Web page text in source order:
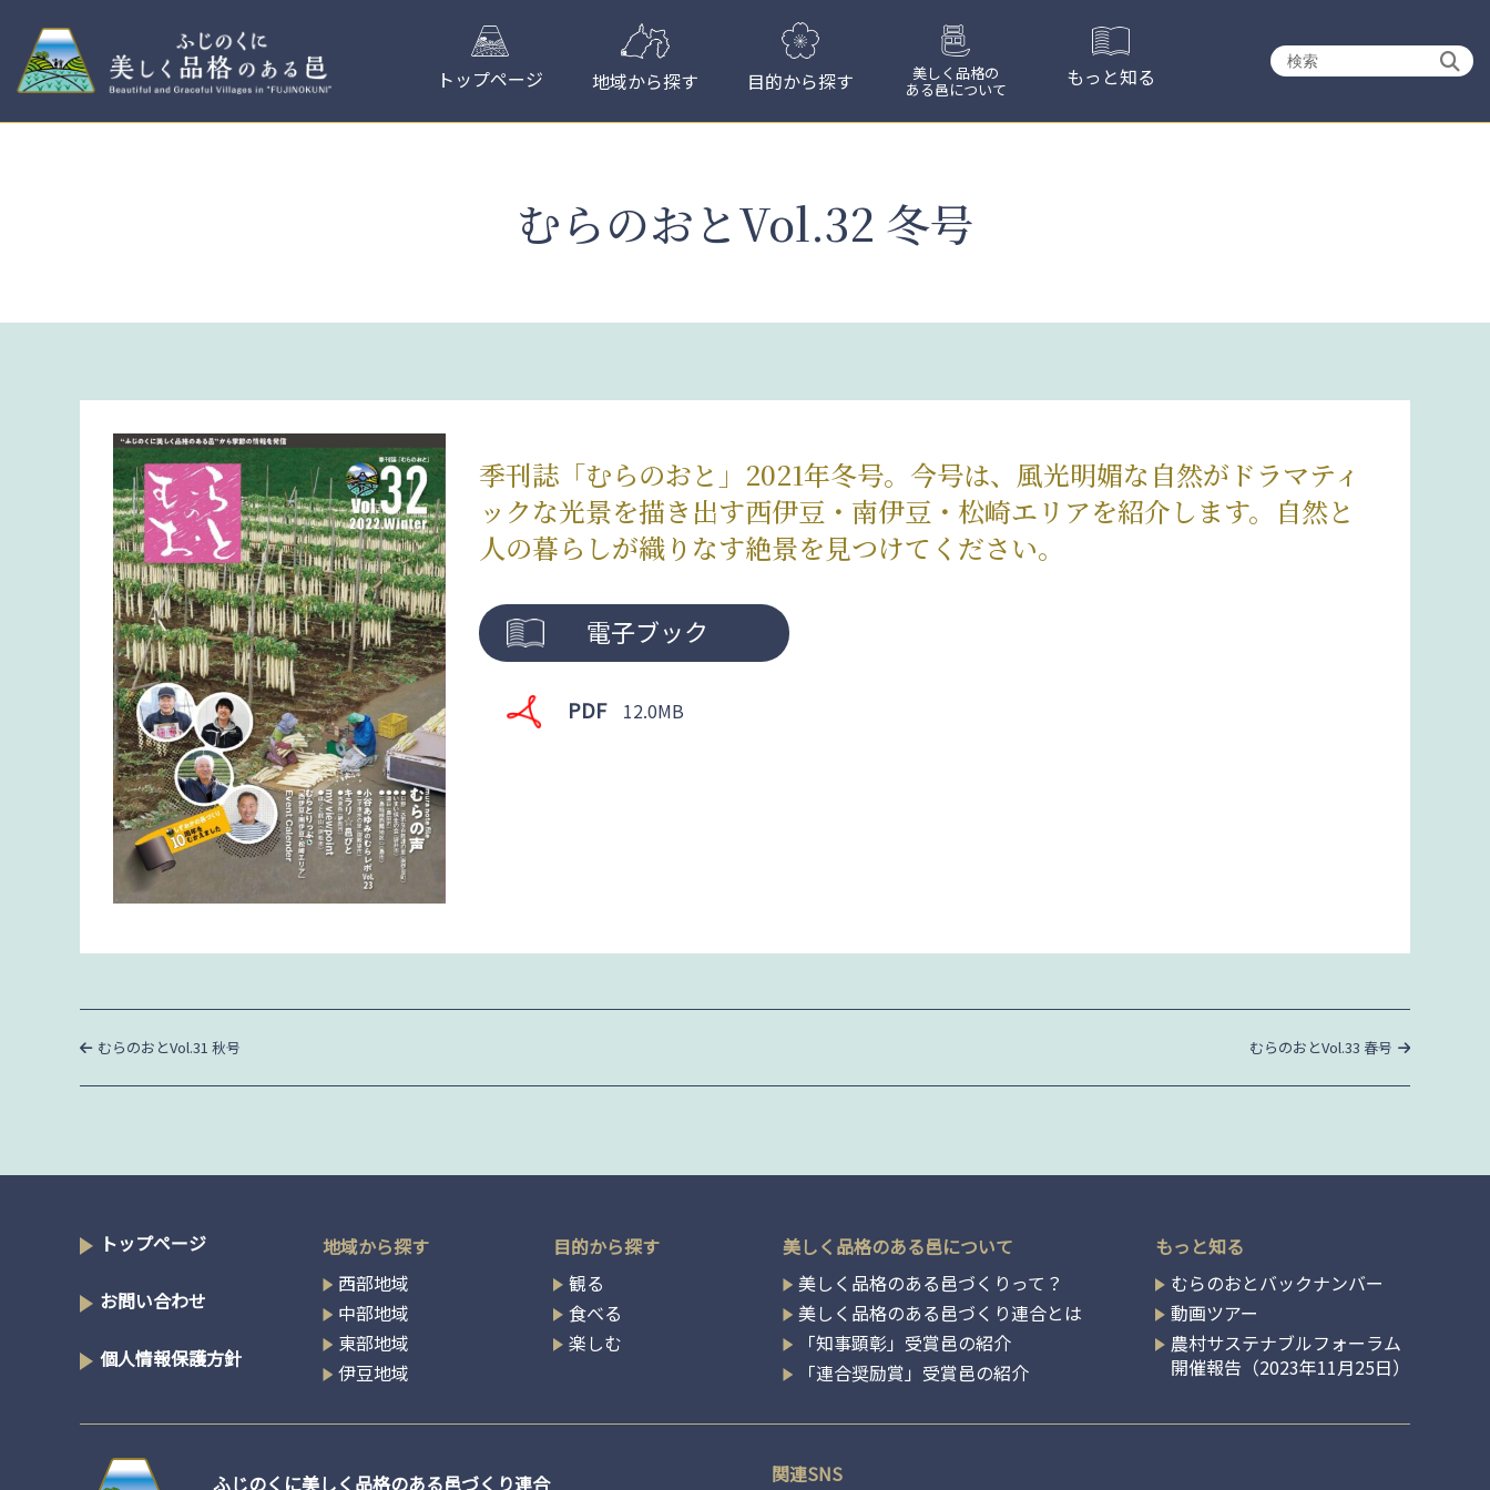
トップページ 地域から探す 目的から探す 美しく品格の
ある邑について もっと知る
検
むらのおとVol.32 冬号
季刊誌「むらのおと」2021年冬号。今号は、風光明媚な自然がドラマティ
ックな光景を描き出す西伊豆・南伊豆・松崎エリアを紹介します。自然と
人の暮らしが織りなす絶景を見つけてください。
電子ブック
PDF 12.0MB
投
稿
ナ
ビ
ゲ
ー
シ
ョ
過
の
むらのおとVol.31 秋号
次
投
むらのおとVol.33 春号
トップページ
お問い合わせ
個人情報保護方針
地域から探す
西部地域
中部地域
東部地域
伊豆地域
目的から探す
観る
食べる
楽しむ
美しく品格のある邑について
美しく品格のある邑づくりって？
美しく品格のある邑づくり連合とは
「知事顕彰」受賞邑の紹介
「連合奨励賞」受賞邑の紹介
もっと知る
むらのおとバックナンバー
動画ツアー
農村サステナブルフォーラム
開催報告（2023年11月25日）
ふじのくに美しく品格のある邑づくり連合 関連SNS